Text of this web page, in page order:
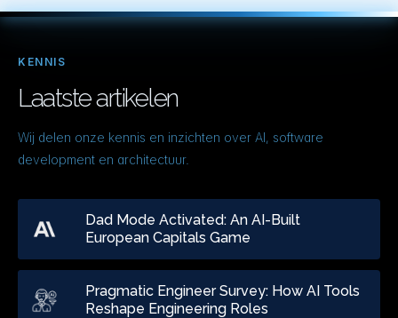
KENNIS
Laatste artikelen
Wij delen onze kennis en inzichten over AI, software
development en architectuur.
Dad Mode Activated: An AI-Built
European Capitals Game
Pragmatic Engineer Survey: How AI Tools
Reshape Engineering Roles